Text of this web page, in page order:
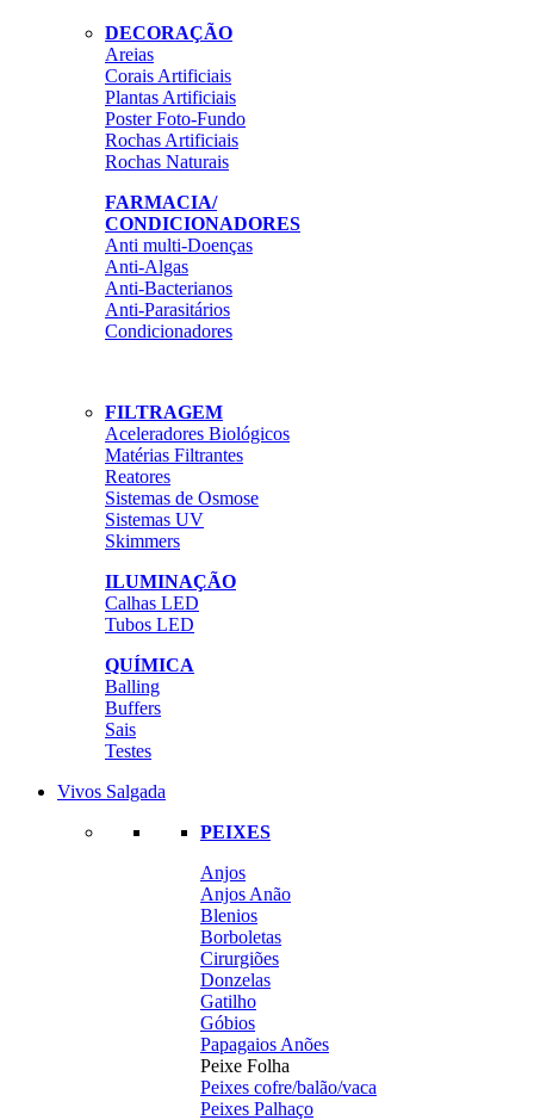
DECORAÇÃO
Areias
Corais Artificiais
Plantas Artificiais
Poster Foto-Fundo
Rochas Artificiais
Rochas Naturais
FARMACIA/
CONDICIONADORES
Anti multi-Doenças
Anti-Algas
Anti-Bacterianos
Anti-Parasitários
Condicionadores
FILTRAGEM
Aceleradores Biológicos
Matérias Filtrantes
Reatores
Sistemas de Osmose
Sistemas UV
Skimmers
ILUMINAÇÃO
Calhas LED
Tubos LED
QUÍMICA
Balling
Buffers
Sais
Testes
Vivos Salgada
PEIXES
Anjos
Anjos Anão
Blenios
Borboletas
Cirurgiões
Donzelas
Gatilho
Góbios
Papagaios Anões
Peixe Folha
Peixes cofre/balão/vaca
Peixes Palhaço